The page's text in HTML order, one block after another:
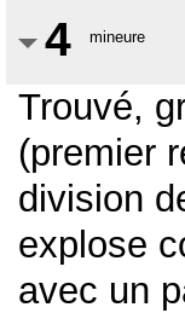
4 mineure
Trouvé,
(premier
division
explose
avec un